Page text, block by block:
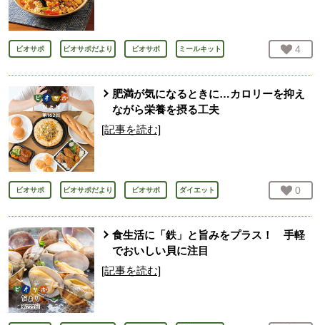
ビオサポ ビオサポだより ビオサポ ミールキット お気
4
肥満が気になるときに…カロリーを抑え
ながら栄養を摂る工夫
[記事を読む]
ビオサポ ビオサポだより ビオサポ ダイエット お気
0
食生活に「鉄」と旨みをプラス！ 手軽
でおいしい貝に注目
[記事を読む]